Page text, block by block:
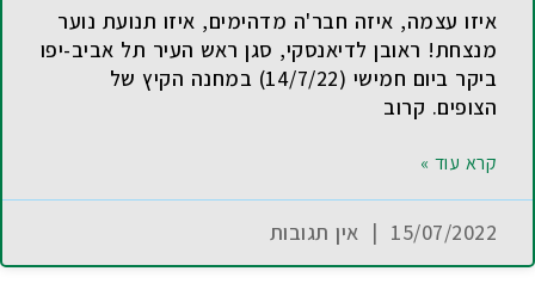
איזו עצמה, איזה חבר'ה מדהימים, איזו תנועת נוער
מנצחת! ראובן לדיאנסקי, סגן ראש העיר תל אביב-יפו
ביקר ביום חמישי (14/7/22) במחנה הקיץ של
הצופים. קרוב
קרא עוד »
15/07/2022 אין תגובות